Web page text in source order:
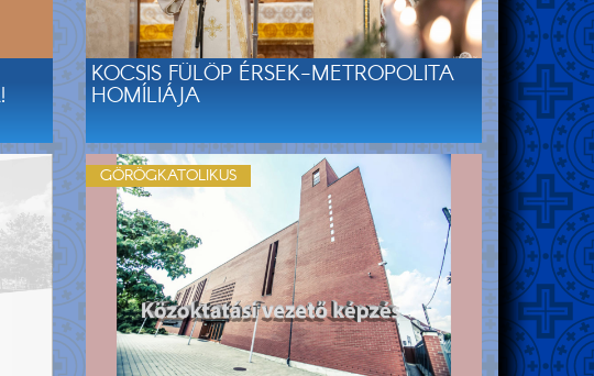
KOCSIS FÜLÖP ÉRSEK-METROPOLITA
HOMÍLIÁJA
GÖRÖGKATOLIKUS